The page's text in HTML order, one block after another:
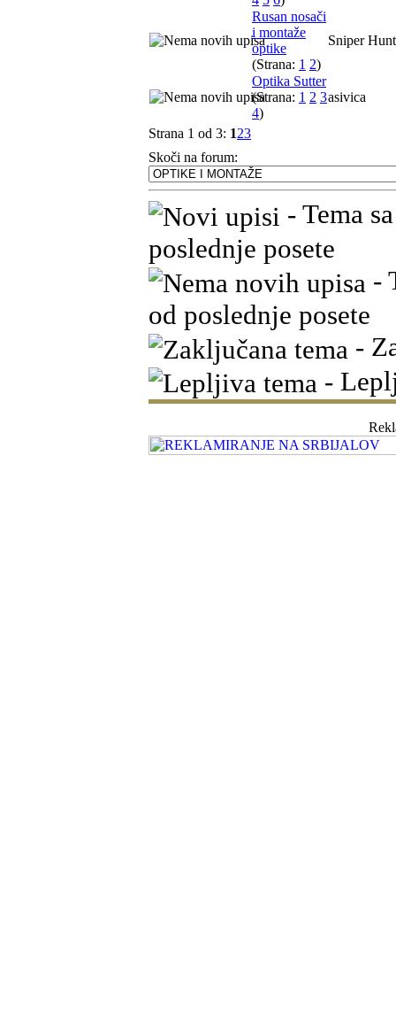
Rusan nosači
i montaže
optike
(Strana: 1 2)
Sniper
Optika Sutter
(Strana: 1 2 3
4)
asivica
Strana 1 od 3: 123
Skoči na forum:
- Tema
poslednje posete
-
od poslednje posete
-
-